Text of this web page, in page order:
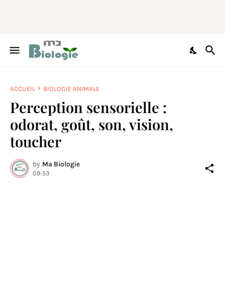
ACCUEIL BIOLOGIE ANIMALE
Perception sensorielle :
odorat, goût, son, vision,
toucher
by Ma Biologie
09:53